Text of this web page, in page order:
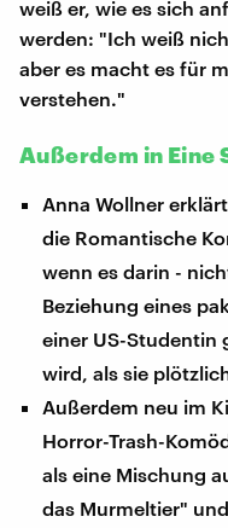
weiß er, wie es sich
werden: "Ich weiß
aber es macht es für
verstehen."
Außerdem in Eine
Anna Wollner
die Romantische
wenn es darin -
Beziehung eines
einer US-Studentin
wird, als sie
Außerdem neu im
Horror-Trash-
als eine Mischung
das Murmeltier"